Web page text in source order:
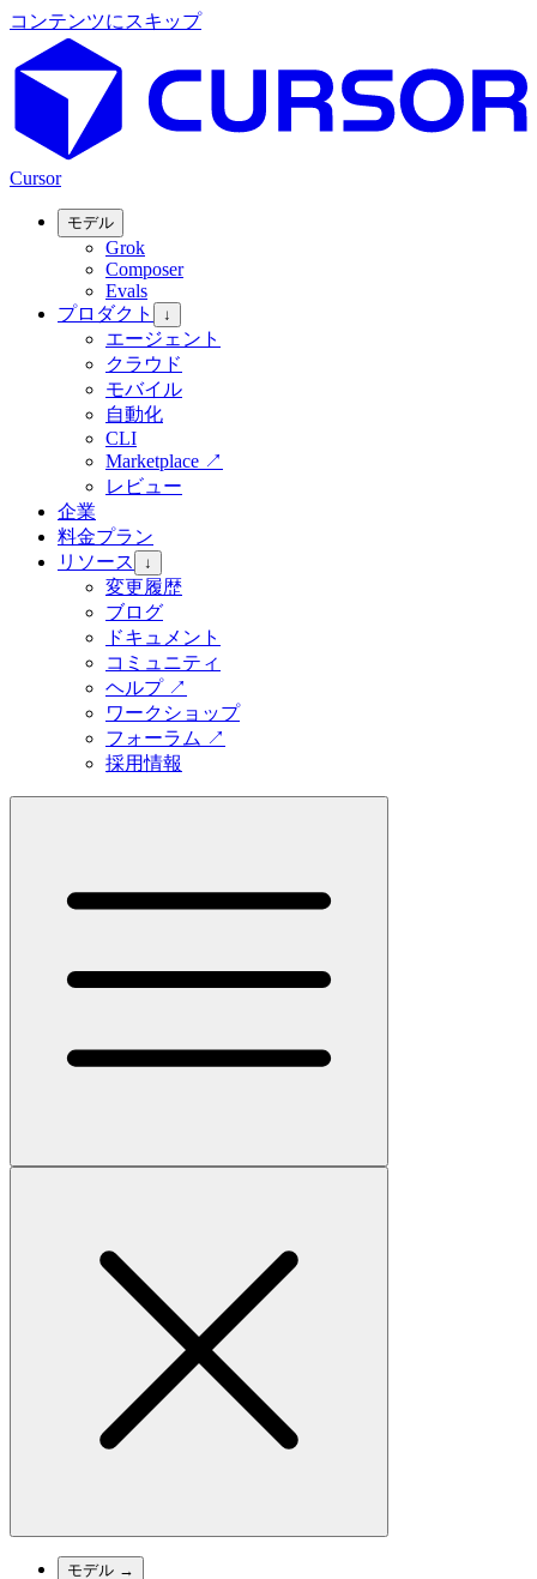
コンテンツにスキップ
Cursor
モデル
Grok
Composer
Evals
プロダクト
↓
エージェント
クラウド
モバイル
自動化
CLI
Marketplace ↗
レビュー
企業
料金プラン
リソース
↓
変更履歴
ブログ
ドキュメント
コミュニティ
ヘルプ↗
ワークショップ
フォーラム ↗
採用情報
モデル →